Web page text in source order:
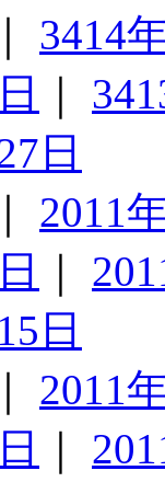
3414
日
2011
日
2011